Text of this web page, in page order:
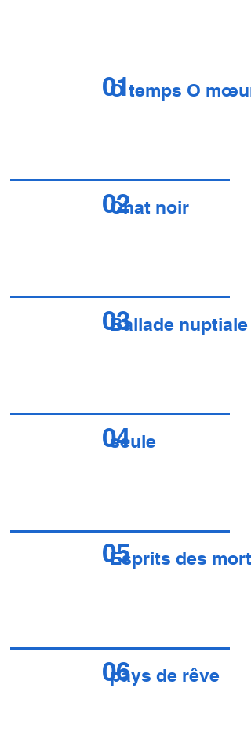
01
O temps O
02
Chat noir
03
Ballade nuptiale
04
seule
05
Esprits des morts
06
pays de rêve